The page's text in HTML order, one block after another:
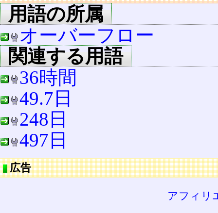
用語の所属
オーバーフロー
関連する用語
36時間
49.7日
248日
497日
広告
アフィリ